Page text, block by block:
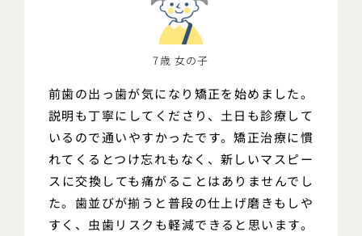
7歳 女の子
前歯の出っ歯が気になり矯正を始めました。
説明も丁寧にしてくださり、土日も診療して
いるので通いやすかったです。矯正治療に慣
れてくるとつけ忘れもなく、新しいマスピー
スに交換しても痛がることはありませんでし
た。歯並びが揃うと普段の仕上げ磨きもしや
すく、虫歯リスクも軽減できると思います。